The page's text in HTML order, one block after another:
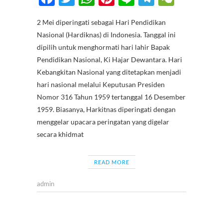
e
b
o
o
k
itt
er
at
s
A
p
p
er
es
t
e
e
gr
a
m
C
at
2 Mei diperingati sebagai Hari Pendidikan
Nasional (Hardiknas) di Indonesia. Tanggal ini
dipilih untuk menghormati hari lahir Bapak
Pendidikan Nasional, Ki Hajar Dewantara. Hari
Kebangkitan Nasional yang ditetapkan menjadi
hari nasional melalui Keputusan Presiden
Nomor 316 Tahun 1959 tertanggal 16 Desember
1959. Biasanya, Harkitnas diperingati dengan
menggelar upacara peringatan yang digelar
secara khidmat
READ MORE
admin